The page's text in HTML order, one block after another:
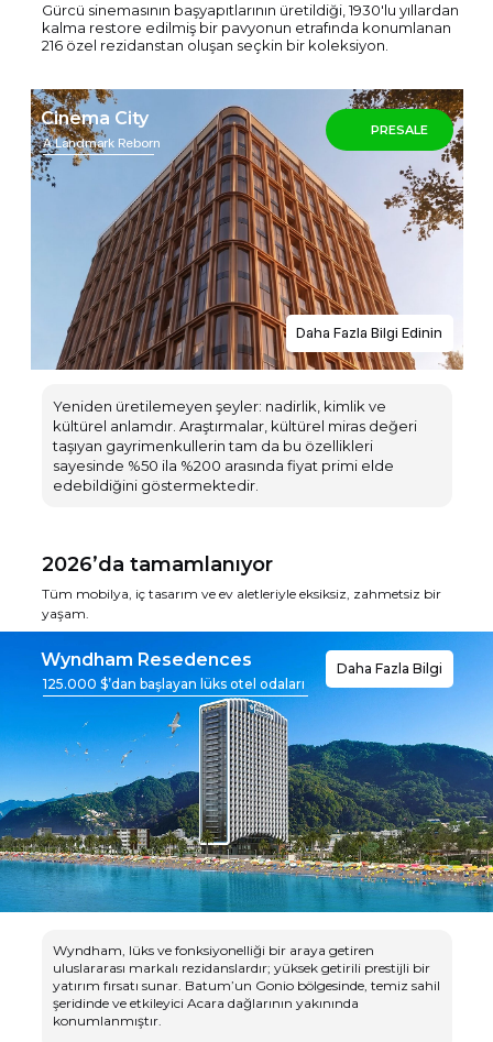
Gürcü sinemasının başyapıtlarının üretildiği, 1930'lu yıllardan
kalma restore edilmiş bir pavyonun etrafında konumlanan
216 özel rezidanstan oluşan seçkin bir koleksiyon.
Cinema City
A Landmark Reborn
Yeniden üretilemeyen şeyler: nadirlik, kimlik ve
kültürel anlamdır. Araştırmalar, kültürel miras değeri
taşıyan gayrimenkullerin tam da bu özellikleri
sayesinde %50 ila %200 arasında fiyat primi elde
edebildiğini göstermektedir.
Daha Fazla Bilgi Edinin
PRESALE
Tüm mobilya, iç tasarım ve ev aletleriyle eksiksiz, zahmetsiz bir
yaşam.
2026’da tamamlanıyor
Aralık 2026’da Teslim (Tam
Mobilyalı)
Wyndham Resedences
125.000 $’dan başlayan lüks otel odaları
Wyndham, lüks ve fonksiyonelliği bir araya getiren
uluslararası markalı rezidanslardır; yüksek getirili prestijli bir
yatırım fırsatı sunar. Batum’un Gonio bölgesinde, temiz sahil
şeridinde ve etkileyici Acara dağlarının yakınında
konumlanmıştır.
Daha Fazla Bilgi